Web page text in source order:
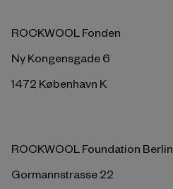
ROCKWOOL Fonden
Ny Kongensgade 6
1472 København K
ROCKWOOL Foundation Berlin
Gormannstrasse 22